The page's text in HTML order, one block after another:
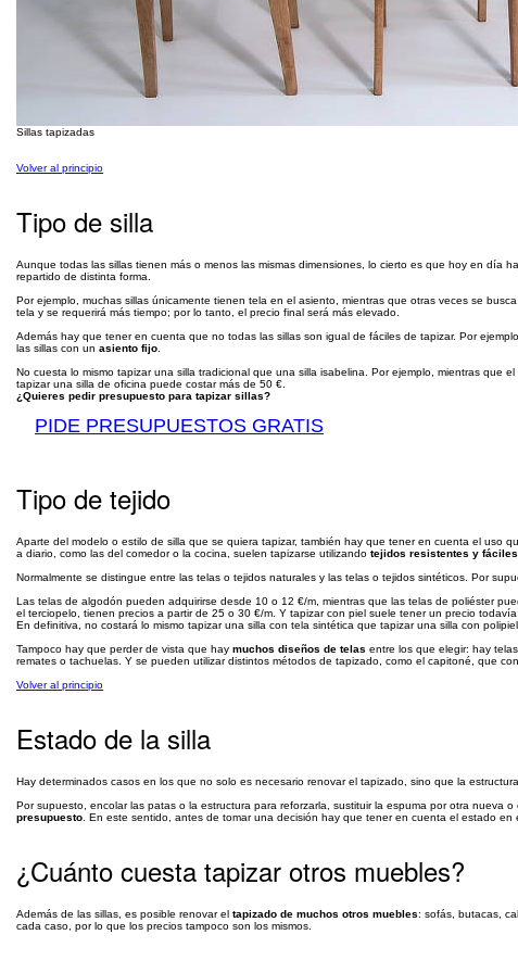
Sillas tapizadas
Volver al principio
Tipo de silla
Aunque todas las sillas tienen más o menos las mismas dimensiones, lo cierto es que hoy en día
repartido de distinta forma.
Por ejemplo, muchas sillas únicamente tienen tela en el asiento, mientras que otras veces se busca
tela y se requerirá más tiempo; por lo tanto, el precio final será más elevado.
Además hay que tener en cuenta que no todas las sillas son igual de fáciles de tapizar. Por
las sillas con un asiento fijo
No cuesta lo mismo tapizar una silla tradicional que una silla isabelina. Por ejemplo, mientras que
tapizar una silla de oficina puede costar más de 50 €.
¿Quieres pedir presupuesto para tapizar sillas?
PIDE PRESUPUESTOS GRATIS
Tipo de tejido
Aparte del modelo o estilo de silla que se quiera tapizar, también hay que tener en cuenta el uso
a diario, como las del comedor o la cocina, suelen tapizarse utilizando tejidos resistentes y
Normalmente se distingue entre las telas o tejidos naturales y las telas o tejidos sintéticos. Por
Las telas de algodón pueden adquirirse desde 10 o 12 €/m, mientras que las telas de poliéster
el terciopelo, tienen precios a partir de 25 o 30 €/m. Y tapizar con piel suele tener un precio
En definitiva, no costará lo mismo tapizar una silla con tela sintética que tapizar una silla con
Tampoco hay que perder de vista que hay muchos diseños de telas entre los que elegir: hay
remates o tachuelas. Y se pueden utilizar distintos métodos de tapizado, como el capitoné, que
Volver al principio
Estado de la silla
Hay determinados casos en los que no solo es necesario renovar el tapizado, sino que la
Por supuesto, encolar las patas o la estructura para reforzarla, sustituir la espuma por otra nueva
presupuesto . En este sentido, antes de tomar una decisión hay que tener en cuenta el estado en
¿Cuánto cuesta tapizar otros muebles?
Además de las sillas, es posible renovar el tapizado de muchos otros muebles: sofás, butacas,
cada caso, por lo que los precios tampoco son los mismos.